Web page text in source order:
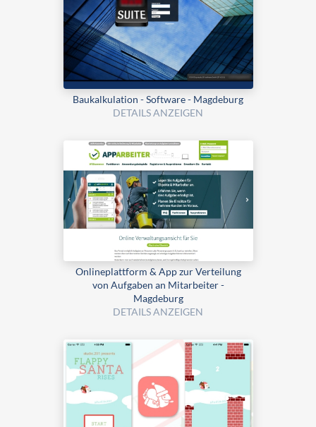
Bau­kalku­lation - Software - Magdeburg
DETAILS ANZEIGEN
Onlineplattform & App zur Verteilung
von Aufgaben an Mitarbeiter -
Magdeburg
DETAILS ANZEIGEN